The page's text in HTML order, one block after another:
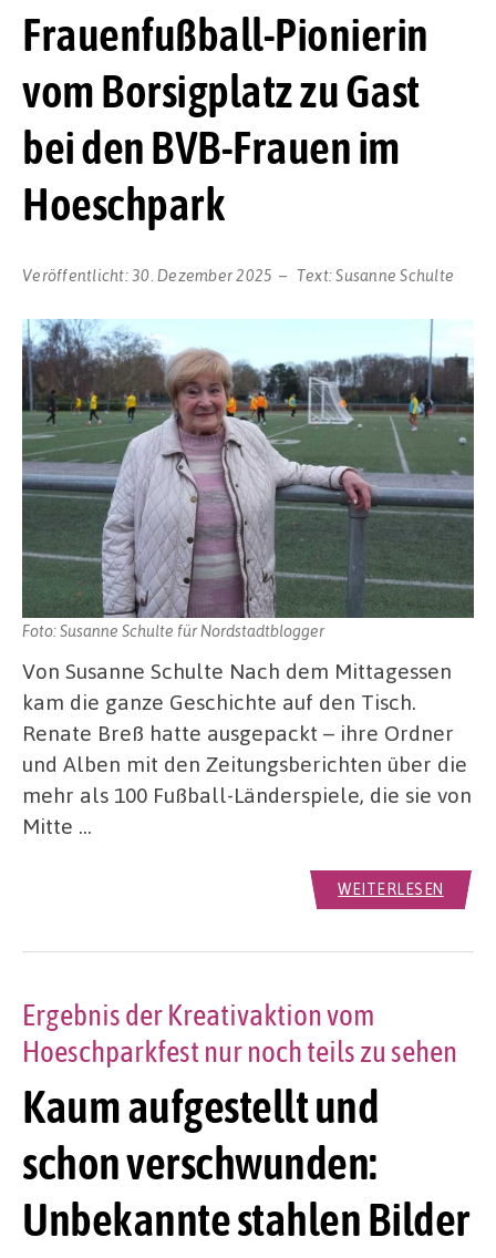
Frauenfußball-Pionierin
vom Borsigplatz zu Gast
bei den BVB-Frauen im
Hoeschpark
Veröffentlicht:30. Dezember 2025 Text:Susanne Schulte
Foto: Susanne Schulte für Nordstadtblogger
Von Susanne Schulte Nach dem Mittagessen
kam die ganze Geschichte auf den Tisch.
Renate Breß hatte ausgepackt – ihre Ordner
und Alben mit den Zeitungsberichten über die
mehr als 100 Fußball-Länderspiele, die sie von
Mitte …
WEITERLESEN
Kaum aufgestellt und
schon verschwunden:
Unbekannte stahlen Bilder
Ergebnis der Kreativaktion vom
Hoeschparkfest nur noch teils zu sehen